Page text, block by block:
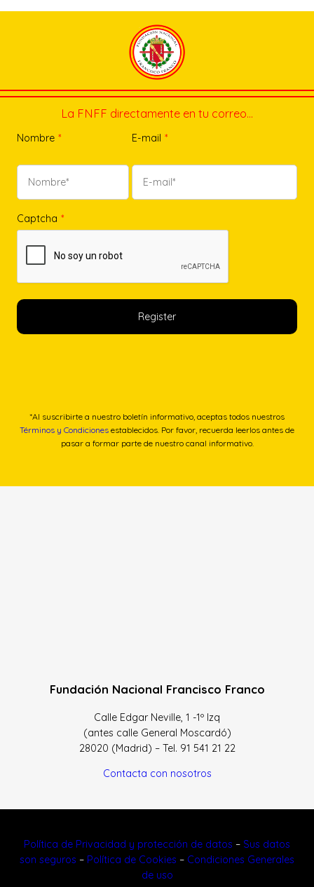
La FNFF directamente en tu correo…
Nombre * E-mail *
Captcha *
*Al suscribirte a nuestro boletín informativo, aceptas todos nuestros
Términos y Condiciones establecidos. Por favor, recuerda leerlos antes de
pasar a formar parte de nuestro canal informativo.
Fundación Nacional Francisco Franco
Calle Edgar Neville, 1 -1º Izq
(antes calle General Moscardó)
28020 (Madrid) – Tel. 91 541 21 22
Contacta con nosotros
Política de Privacidad y protección de datos – Sus datos
son seguros – Política de Cookies – Condiciones Generales
de uso